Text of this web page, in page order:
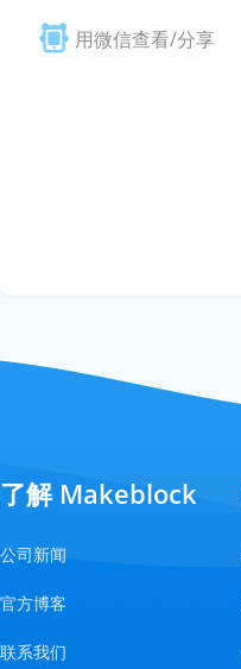
用微信查看/分享
了解 Makeblock
公司新闻
官方博客
联系我们